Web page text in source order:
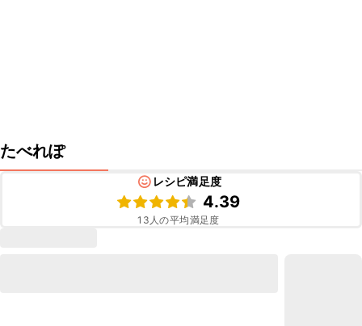
たべれぽ
レシピ満足度
4.39
13 人の平均満足度